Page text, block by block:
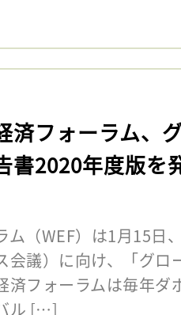
済フォーラム、
書2020年度版を
（WEF）は1月15日
会議）に向け、「グロ
済フォーラムは毎年
ル […]